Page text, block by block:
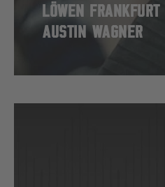
LÖWEN
AUSTIN WAGNER